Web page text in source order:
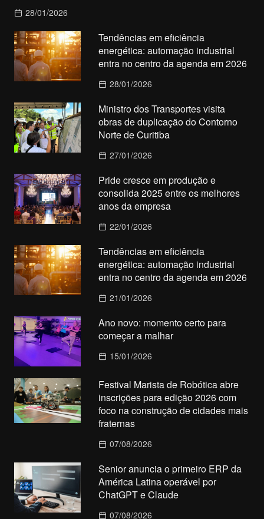
28/01/2026
Tendências em eficiência
energética: automação industrial
entra no centro da agenda em 2026
28/01/2026
Ministro dos Transportes visita
obras de duplicação do Contorno
Norte de Curitiba
27/01/2026
Pride cresce em produção e
consolida 2025 entre os melhores
anos da empresa
22/01/2026
Tendências em eficiência
energética: automação industrial
entra no centro da agenda em 2026
21/01/2026
Ano novo: momento certo para
começar a malhar
15/01/2026
Festival Marista de Robótica abre
inscrições para edição 2026 com
foco na construção de cidades mais
fraternas
07/08/2026
Senior anuncia o primeiro ERP da
América Latina operável por
ChatGPT e Claude
07/08/2026